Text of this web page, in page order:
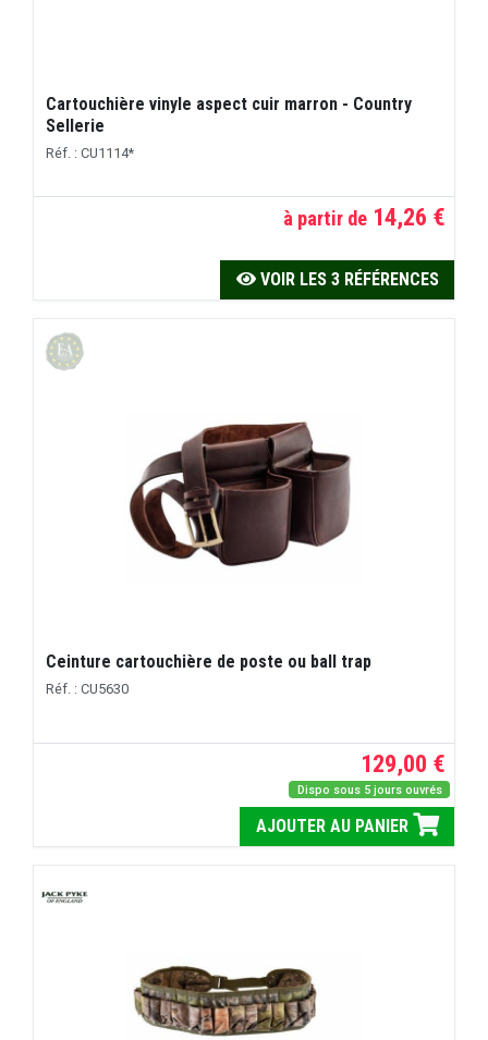
Cartouchière vinyle aspect cuir marron - Country
Sellerie
Réf. : CU1114*
à partir de 14,26 €
VOIR LES 3 RÉFÉRENCES
Ceinture cartouchière de poste ou ball trap
Réf. : CU5630
129,00 €
Dispo sous 5 jours ouvrés
AJOUTER AU PANIER